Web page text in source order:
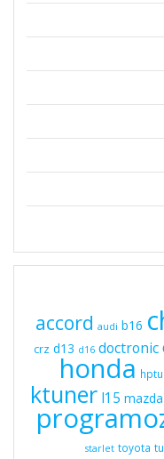
accord audi b16
crz d13 d16 doctronic
honda
ktuner l15 mazda
starlet toyota